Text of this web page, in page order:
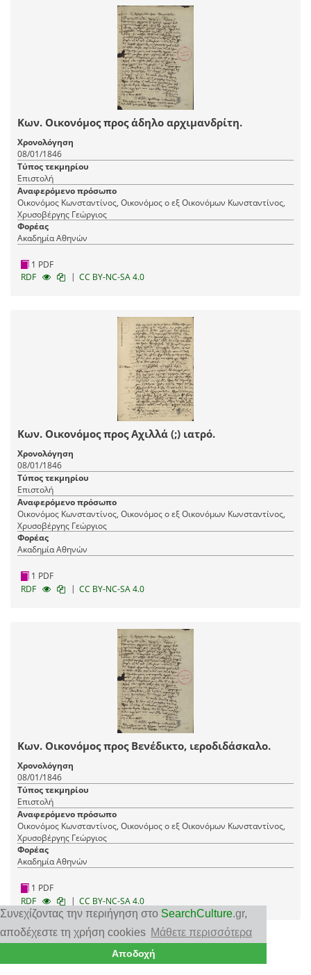
Συνεχίζοντας την περιήγηση στο SearchCulture.gr,
αποδέχεστε τη χρήση cookies Μάθετε περισσότερα
Αποδοχή
Κων. Οικονόμος προς άδηλο αρχιμανδρίτη.
Χρονολόγηση
08/01/1846
Τύπος τεκμηρίου
Επιστολή
Αναφερόμενο πρόσωπο
Οικονόμος Κωνσταντίνος, Οικονόμος ο εξ Οικονόμων Κωνσταντίνος,
Χρυσοβέργης Γεώργιος
Φορέας
Ακαδημία Αθηνών
1 PDF
RDF
| CC BY-NC-SA 4.0
Κων. Οικονόμος προς Αχιλλά (;) ιατρό.
Χρονολόγηση
08/01/1846
Τύπος τεκμηρίου
Επιστολή
Αναφερόμενο πρόσωπο
Οικονόμος Κωνσταντίνος, Οικονόμος ο εξ Οικονόμων Κωνσταντίνος,
Χρυσοβέργης Γεώργιος
Φορέας
Ακαδημία Αθηνών
1 PDF
RDF
| CC BY-NC-SA 4.0
Κων. Οικονόμος προς Βενέδικτο, ιεροδιδάσκαλο.
Χρονολόγηση
08/01/1846
Τύπος τεκμηρίου
Επιστολή
Αναφερόμενο πρόσωπο
Οικονόμος Κωνσταντίνος, Οικονόμος ο εξ Οικονόμων Κωνσταντίνος,
Χρυσοβέργης Γεώργιος
Φορέας
Ακαδημία Αθηνών
1 PDF
RDF
| CC BY-NC-SA 4.0